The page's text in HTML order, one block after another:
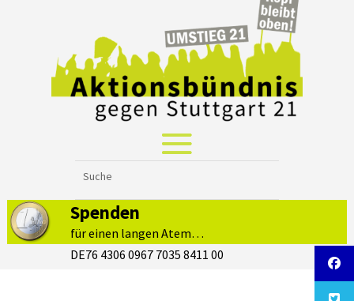
Spenden
für einen langen Atem…
DE76 4306 0967 7035 8411 00